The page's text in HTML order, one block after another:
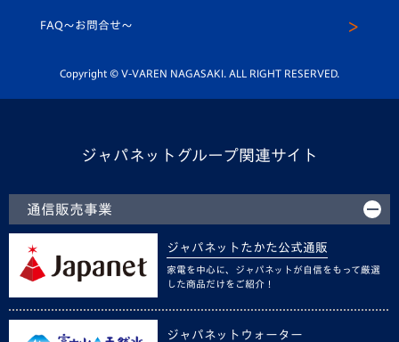
平和祈念活動
ホームタウン活動
スクール
FAQ〜お問合せ〜
Copyright © V-VAREN NAGASAKI. ALL RIGHT RESERVED.
ジャパネットグループ関連サイト
通信販売事業
ジャパネットたかた公式通販
家電を中心に、ジャパネットが自信をもって厳選
した商品だけをご紹介！
ジャパネットウォーター